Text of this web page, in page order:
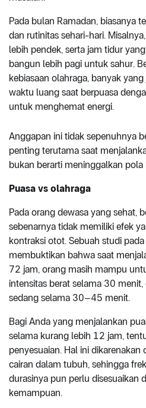
Pada bulan Ramadan, biasanya
dan rutinitas sehari-hari.
lebih pendek, serta jam tidur
bangun lebih pagi untuk sahur.
kebiasaan olahraga, banyak
waktu luang saat berpuasa
untuk menghemat energi.
Anggapan ini tidak sepenuhnya
penting terutama saat
bukan berarti meninggalkan pola
Puasa vs olahraga
Pada orang dewasa yang sehat,
sebenarnya tidak memiliki efek
kontraksi otot. Sebuah studi
membuktikan bahwa saat
72 jam, orang masih mampu
intensitas berat selama 30
sedang selama 30–45 menit.
Bagi Anda yang menjalankan
selama kurang lebih 12 jam,
penyesuaian. Hal ini
cairan dalam tubuh, sehingga
durasinya pun perlu disesuaikan
kemampuan.